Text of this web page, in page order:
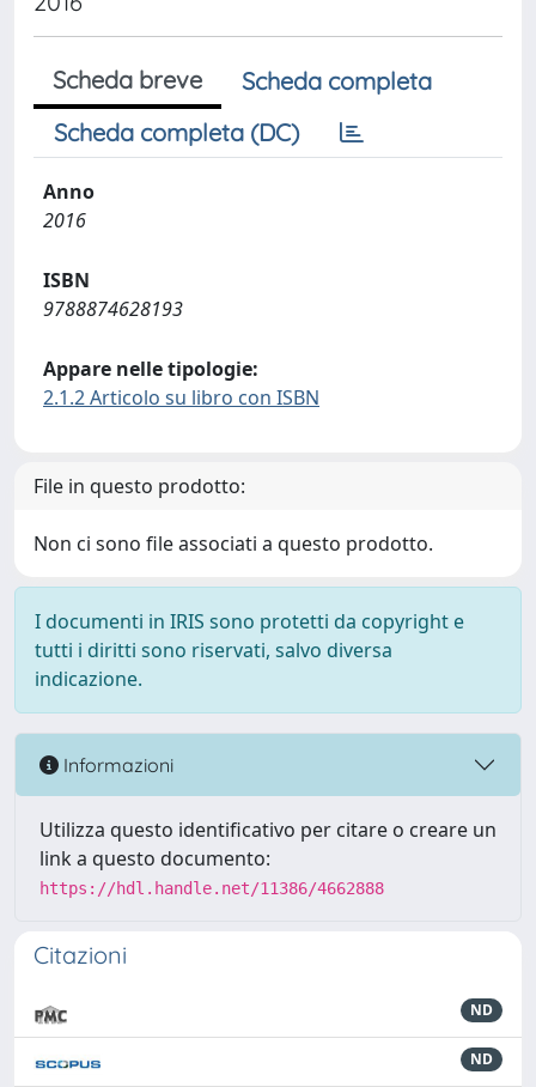
Scheda breve
Scheda completa
Scheda completa (DC)
Anno
2016
ISBN
9788874628193
Appare nelle tipologie:
2.1.2 Articolo su libro con ISBN
File in questo prodotto:
Non ci sono file associati a questo prodotto.
I documenti in IRIS sono protetti da copyright e
tutti i diritti sono riservati, salvo diversa
indicazione.
Informazioni
Utilizza questo identificativo per citare o creare un
link a questo documento:
https://hdl.handle.net/11386/4662888
Citazioni
ND
ND